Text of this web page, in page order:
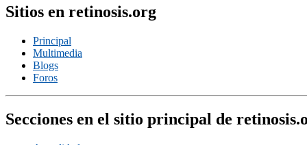
Sitios en retinosis.org
Principal
Multimedia
Blogs
Foros
Secciones en el sitio principal de